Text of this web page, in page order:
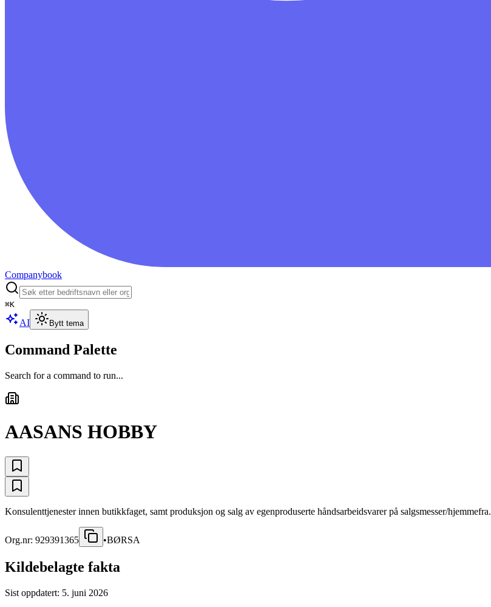
Companybook
⌘K
AI Bytt tema
Command Palette
Search for a command to run...
AASANS HOBBY
Konsulenttjenester innen butikkfaget, samt produksjon og salg av egenproduserte håndsarbeidsvarer på salgsmesser/hjemmefra.
Org.nr: 929391365 •BØRSA
Kildebelagte fakta
Sist oppdatert: 5. juni 2026